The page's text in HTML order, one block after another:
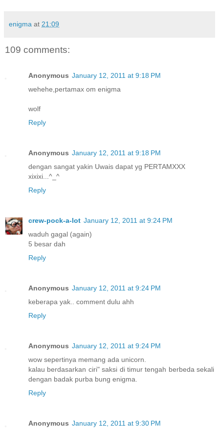
enigma at 21:09
109 comments:
Anonymous January 12, 2011 at 9:18 PM
wehehe,pertamax om enigma
wolf
Reply
Anonymous January 12, 2011 at 9:18 PM
dengan sangat yakin Uwais dapat yg PERTAMXXX
xixixi...^_^
Reply
crew-pock-a-lot January 12, 2011 at 9:24 PM
waduh gagal (again)
5 besar dah
Reply
Anonymous January 12, 2011 at 9:24 PM
keberapa yak.. comment dulu ahh
Reply
Anonymous January 12, 2011 at 9:24 PM
wow sepertinya memang ada unicorn.
kalau berdasarkan ciri" saksi di timur tengah berbeda sekali
dengan badak purba bung enigma.
Reply
Anonymous January 12, 2011 at 9:30 PM